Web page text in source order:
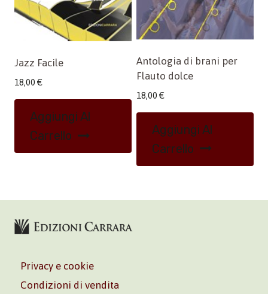
Jazz Facile
18,00 €
Aggiungi Al
Carrello
Antologia di brani per
Flauto dolce
18,00 €
Aggiungi Al
Carrello
Privacy e cookie
Condizioni di vendita